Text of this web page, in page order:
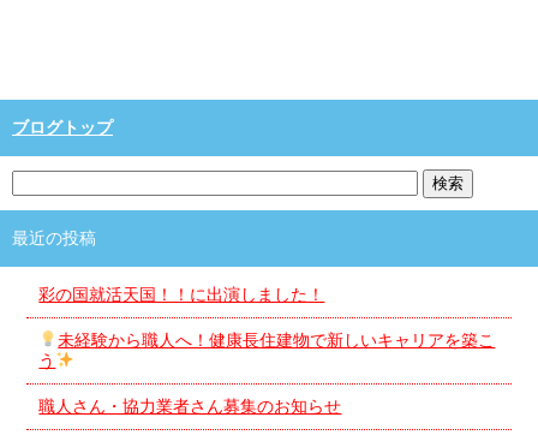
ブログトップ
最近の投稿
彩の国就活天国！！に出演しました！
未経験から職人へ！健康長住建物で新しいキャリアを築こ
う
職人さん・協力業者さん募集のお知らせ